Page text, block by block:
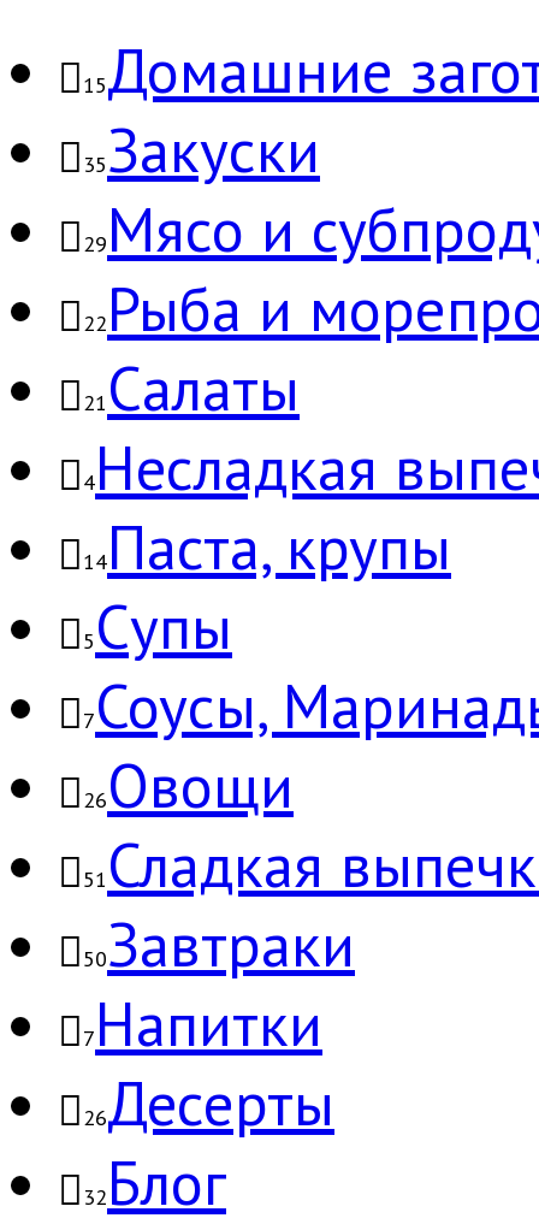
15Домашние
35Закуски
29 Мясо и
22 Рыба и
21 Салаты
4Несладкая
14Паста, крупы
5 Супы
7Соусы,
26Овощи
51 Сладкая
50Завтраки
7 Напитки
26Десерты
32 Блог